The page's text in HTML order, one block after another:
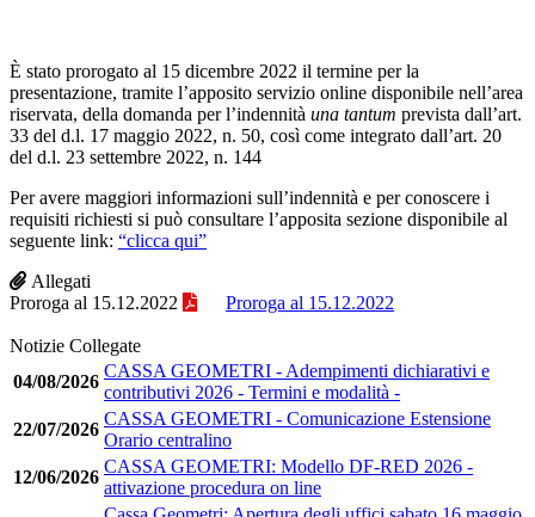
È stato prorogato al 15 dicembre 2022 il termine per la
presentazione, tramite l’apposito servizio online disponibile nell’area
riservata, della domanda per l’indennità una tantum prevista dall’art.
33 del d.l. 17 maggio 2022, n. 50, così come integrato dall’art. 20
del d.l. 23 settembre 2022, n. 144
Per avere maggiori informazioni sull’indennità e per conoscere i
requisiti richiesti si può consultare l’apposita sezione disponibile al
seguente link: “clicca qui”
Allegati
Proroga al 15.12.2022
Proroga al 15.12.2022
Notizie Collegate
04/08/2026
CASSA GEOMETRI - Adempimenti dichiarativi e
contributivi 2026 - Termini e modalità -
22/07/2026
CASSA GEOMETRI - Comunicazione Estensione
Orario centralino
12/06/2026
CASSA GEOMETRI: Modello DF-RED 2026 -
attivazione procedura on line